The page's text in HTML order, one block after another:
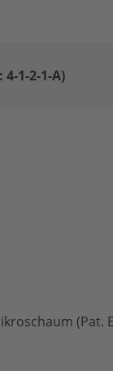
1-2-1-A)
(Pat.